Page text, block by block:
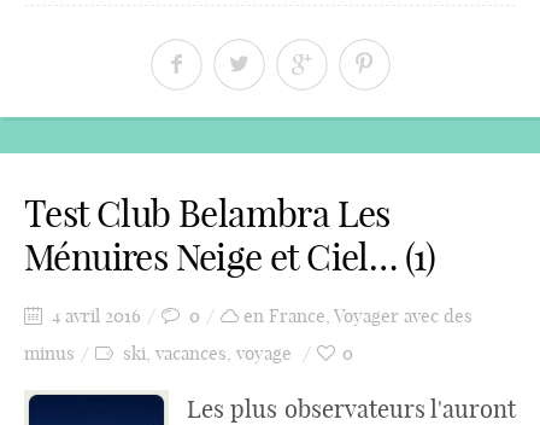
Test Club Belambra Les
Ménuires Neige et Ciel… (1)
4 avril 2016 0 en France, Voyager avec des
minus
ski, vacances, voyage 0
Les plus observateurs l'auront